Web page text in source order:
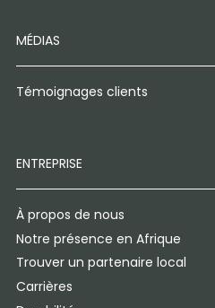
MÉDIAS
Témoignages clients
ENTREPRISE
À propos de nous
Notre présence en Afrique
Trouver un partenaire local
Carrières